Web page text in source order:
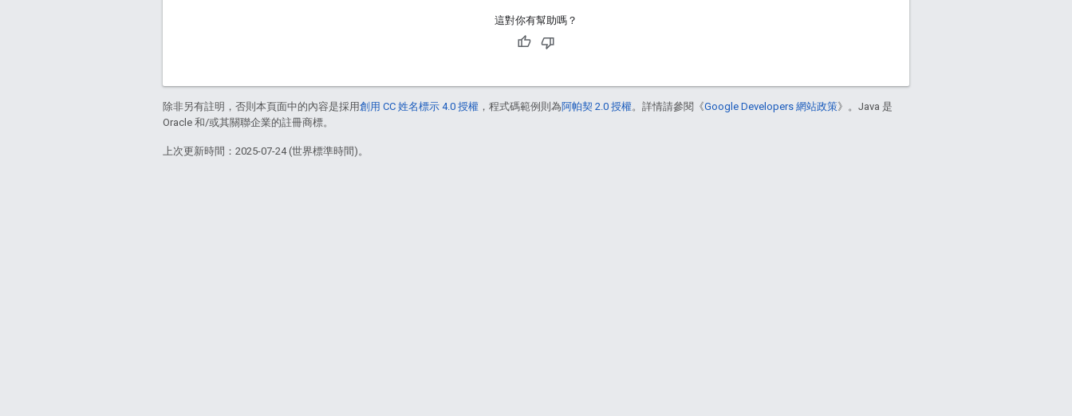
這對你有幫助嗎？
除非另有註明，否則本頁面中的內容是採用創用 CC 姓名標示 4.0 授權 ，程式碼範例則為阿帕契 2.0 授權。詳情請參閱《Google Developers 網站政策》。Java 是
Oracle 和/或其關聯企業的註冊商標。
上次更新時間：2025-07-24 (世界標準時間)。